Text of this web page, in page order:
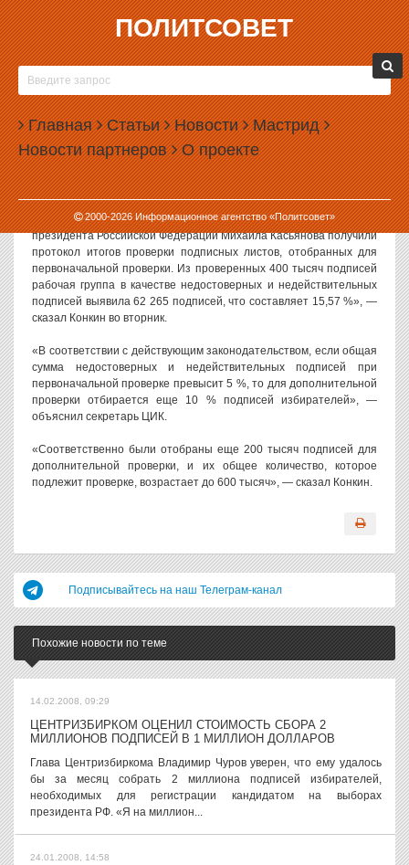
ПОЛИТСОВЕТ
Главная Статьи Новости Мастрид
Новости партнеров О проекте
2000-2026Информационное агентство «Политсовет»
22.01.2008, 13:58
ЦИК ЗАБРАКОВАЛ ПОЧТИ 16 % ПОДПИСЕЙ ЗА
КАСЬЯНОВА И ПРОДОЛЖАЕТ ПРОВЕРКУ
ЦИК России выявил в ходе первичной выборки подписей,
собранных в поддержку Михаила Касьянова, более 15 % брака.
Об этом сообщает «Интерфакс» со ссылкой на заявление
секретаря Центризбиркома Николая Конкина.
«22 января в 11:00 доверенные лица кандидата на должность
президента Российской Федерации Михаила Касьянова получили
протокол итогов проверки подписных листов, отобранных для
первоначальной проверки. Из проверенных 400 тысяч подписей
рабочая группа в качестве недостоверных и недействительных
подписей выявила 62 265 подписей, что составляет 15,57 %», —
сказал Конкин во вторник.
«В соответствии с действующим законодательством, если общая
сумма недостоверных и недействительных подписей при
первоначальной проверке превысит 5 %, то для дополнительной
проверки отбирается еще 10 % подписей избирателей», —
объяснил секретарь ЦИК.
«Соответственно были отобраны еще 200 тысяч подписей для
дополнительной проверки, и их общее количество, которое
подлежит проверке, возрастает до 600 тысяч», — сказал Конкин.
Подписывайтесь на наш Телеграм-канал
Похожие новости по теме
14.02.2008, 09:29
ЦЕНТРИЗБИРКОМ ОЦЕНИЛ СТОИМОСТЬ СБОРА 2
МИЛЛИОНОВ ПОДПИСЕЙ В 1 МИЛЛИОН ДОЛЛАРОВ
Глава Центризбиркома Владимир Чуров уверен, что ему удалось
бы за месяц собрать 2 миллиона подписей избирателей,
необходимых для регистрации кандидатом на выборах
президента РФ. «Я на миллион...
24.01.2008, 14:58